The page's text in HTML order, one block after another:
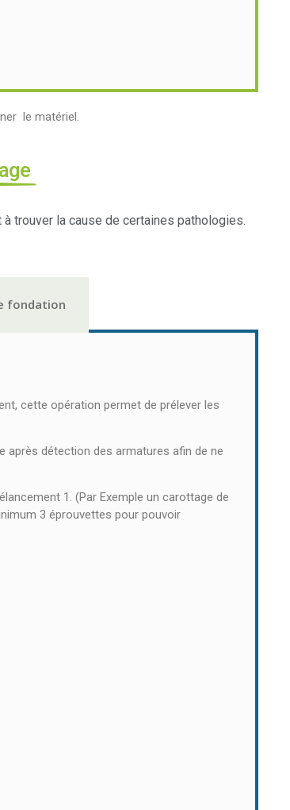
le matériel.
trouver la cause de certaines pathologies.
fondation
cette opération permet de prélever les
après détection des armatures afin de ne
1. (Par Exemple un carottage de
3 éprouvettes pour pouvoir